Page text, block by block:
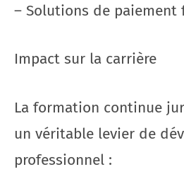
– Solutions de paiement
Impact sur la carrière
La formation continue
un véritable levier de
professionnel :